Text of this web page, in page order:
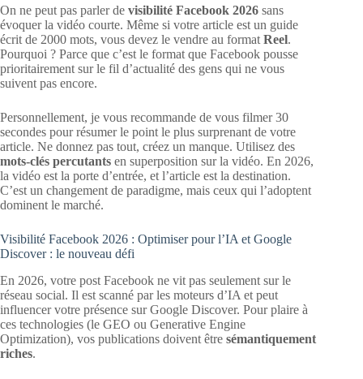
On ne peut pas parler de visibilité Facebook 2026 sans
évoquer la vidéo courte. Même si votre article est un guide
écrit de 2000 mots, vous devez le vendre au format Reel.
Pourquoi ? Parce que c’est le format que Facebook pousse
prioritairement sur le fil d’actualité des gens qui ne vous
suivent pas encore.
Personnellement, je vous recommande de vous filmer 30
secondes pour résumer le point le plus surprenant de votre
article. Ne donnez pas tout, créez un manque. Utilisez des
mots-clés percutants en superposition sur la vidéo. En 2026,
la vidéo est la porte d’entrée, et l’article est la destination.
C’est un changement de paradigme, mais ceux qui l’adoptent
dominent le marché.
Visibilité Facebook 2026 : Optimiser pour l’IA et Google
Discover : le nouveau défi
En 2026, votre post Facebook ne vit pas seulement sur le
réseau social. Il est scanné par les moteurs d’IA et peut
influencer votre présence sur Google Discover. Pour plaire à
ces technologies (le GEO ou Generative Engine
Optimization), vos publications doivent être sémantiquement
riches.